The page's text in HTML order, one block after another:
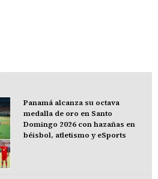
Panamá alcanza su octava
medalla de oro en Santo
Domingo 2026 con hazañas en
béisbol, atletismo y eSports